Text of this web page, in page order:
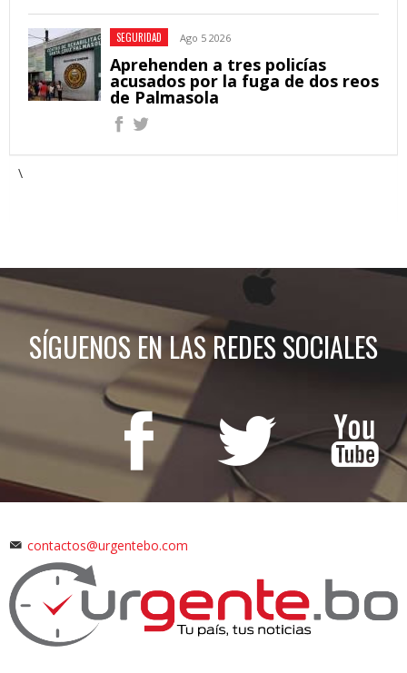
SEGURIDAD Ago 5 2026
Aprehenden a tres policías
acusados por la fuga de dos reos
de Palmasola
\
SÍGUENOS EN LAS REDES SOCIALES
contactos@urgentebo.com